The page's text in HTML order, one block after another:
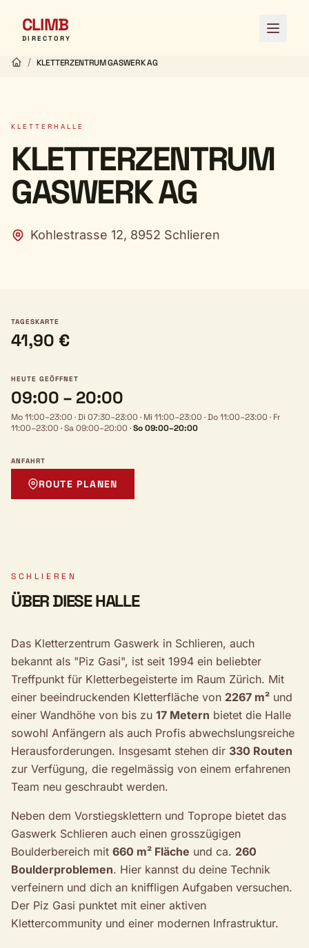
CLIMB
DIRECTORY Menü
/ KLETTERZENTRUM GASWERK AG
KLETTERHALLE
KLETTERZENTRUM
GASWERK AG
Kohlestrasse 12, 8952 Schlieren
TAGESKARTE
41,90 €
HEUTE GEÖFFNET
09:00 – 20:00
Mo 11:00–23:00 ·Di 07:30–23:00 · Mi 11:00–23:00 ·Do 11:00–23:00 · Fr
11:00–23:00 ·Sa 09:00–20:00 ·So 09:00–20:00
ANFAHRT
ROUTE PLANEN
SCHLIEREN
ÜBER DIESE HALLE
Das Kletterzentrum Gaswerk in Schlieren, auch
bekannt als "Piz Gasi", ist seit 1994 ein beliebter
Treffpunkt für Kletterbegeisterte im Raum Zürich. Mit
einer beeindruckenden Kletterfläche von 2267 m² und
einer Wandhöhe von bis zu 17 Metern bietet die Halle
sowohl Anfängern als auch Profis abwechslungsreiche
Herausforderungen. Insgesamt stehen dir 330 Routen
zur Verfügung, die regelmässig von einem erfahrenen
Team neu geschraubt werden.
Neben dem Vorstiegsklettern und Toprope bietet das
Gaswerk Schlieren auch einen grosszügigen
Boulderbereich mit 660 m² Fläche und ca. 260
Boulderproblemen. Hier kannst du deine Technik
verfeinern und dich an kniffligen Aufgaben versuchen.
Der Piz Gasi punktet mit einer aktiven
Klettercommunity und einer modernen Infrastruktur.